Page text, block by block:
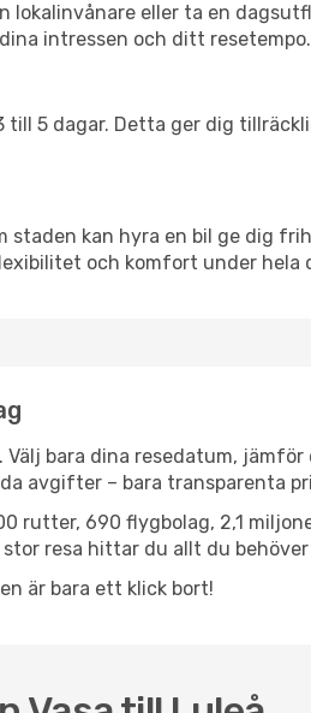
lokalinvånare eller ta en
intressen och ditt resetempo.
till 5 dagar. Detta ger dig
kan hyra en bil ge dig
och komfort under hela
bara dina resedatum,
avgifter – bara transparenta
rutter, 690 flygbolag, 2,1
resa hittar du allt du
är bara ett klick bort!